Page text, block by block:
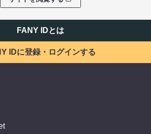
FANY IDとは
IDに登録・ログインする